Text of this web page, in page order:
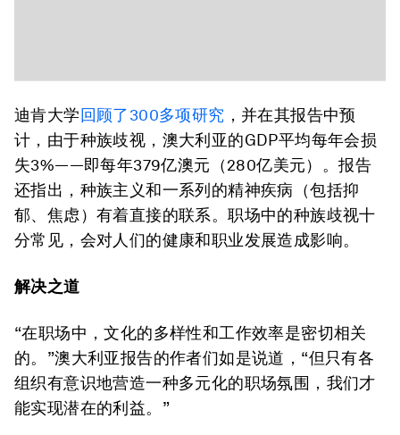
迪肯大学 回顾了300多项研究 ，并在其报告中预
计，由于种族歧视，澳大利亚的GDP平均每年会损
失3%——即每年379亿澳元（280亿美元）。报告
还指出，种族主义和一系列的精神疾病（包括抑
郁、焦虑）有着直接的联系。职场中的种族歧视十
分常见，会对人们的健康和职业发展造成影响。
解决之道
“在职场中，文化的多样性和工作效率是密切相关
的。”澳大利亚报告的作者们如是说道，“但只有各
组织有意识地营造一种多元化的职场氛围，我们才
能实现潜在的利益。”